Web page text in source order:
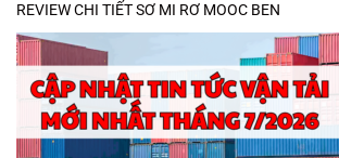
REVIEW CHI TIẾT SƠ MI RƠ MOOC BEN